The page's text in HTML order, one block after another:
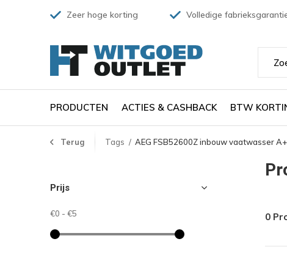
PRODUCTEN ACTIES & CASHBACK BTW
Zeer hoge korting Volledige
Terug Tags AEG FSB52600Z inbouw vaatwasser
0
Prijs
€0 - €5